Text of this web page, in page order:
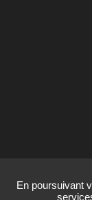
En poursuivant